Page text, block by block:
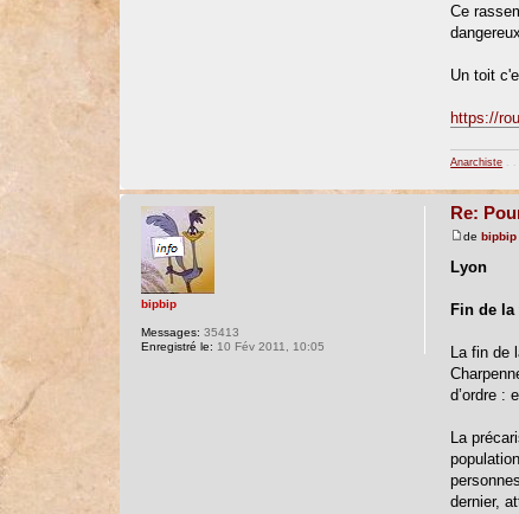
Ce
Un toit
https://
Anarchiste . .
Re:
debipbip
Lyon
Fin de
La fin
d’ordre :
La
dernier,
bipbip
Messages: 35413
Enregistré le: 10 Fév 2011, 10:05